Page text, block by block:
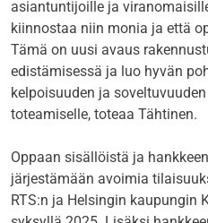
asiantuntijoille ja
kiinnostaa niin monia ja että
Tämä on uusi avaus
edistämisessä ja luo hyvän
kelpoisuuden ja
toteamiselle, toteaa Tähtinen.
Oppaan sisällöistä ja
järjestämään avoimia
RTS:n ja Helsingin kaupungin